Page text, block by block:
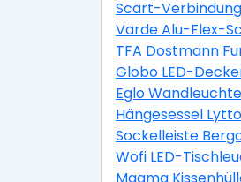
Scart-
Varde Alu-Flex-
TFA Dostmann
Globo LED-
Eglo
Hängesessel
Sockelleiste
Wofi LED-